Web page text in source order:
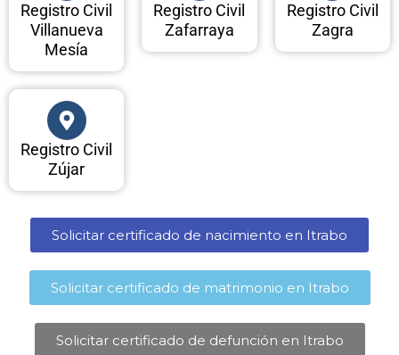
Registro Civil
Villanueva
Mesía
Registro Civil
Zafarraya
Registro Civil
Zagra
Registro Civil
Zújar
Solicitar certificado de nacimiento en Itrabo​
Solicitar certificado de matrimonio en Itrabo​
Solicitar certificado de defunción en Itrabo​